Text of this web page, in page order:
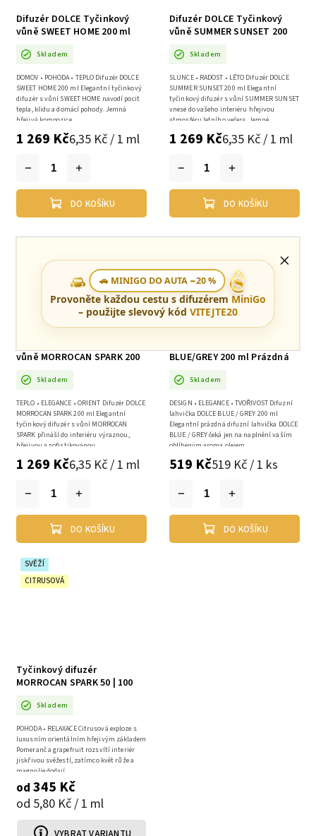
🚗 MINIGO DO AUTA −20 %
Provoněte každou cestu s difuzérem MiniGo
– použijte slevový kód VITEJTE20
Difuzér DOLCE Tyčinkový
vůně SWEET HOME 200 ml
Skladem
1 269 Kč6,35 Kč / 1 ml
DO KOŠÍKU
DOMOV • POHODA • TEPLO Difuzér DOLCE
SWEET HOME 200 ml Elegantní tyčinkový
difuzér s vůní SWEET HOME navodí pocit
tepla, klidu a domácí pohody. Jemná
hřejivá kompozice...
Difuzér DOLCE Tyčinkový
vůně SUMMER SUNSET 200
Skladem
1 269 Kč6,35 Kč / 1 ml
DO KOŠÍKU
SLUNCE • RADOST • LÉTO Difuzér DOLCE
SUMMER SUNSET 200 ml Elegantní
tyčinkový difuzér s vůní SUMMER SUNSET
vnese do vašeho interiéru hřejivou
atmosféru letního večera. Jemné...
vůně MORROCAN SPARK 200
Skladem
1 269 Kč6,35 Kč / 1 ml
DO KOŠÍKU
TEPLO • ELEGANCE • ORIENT Difuzér DOLCE
MORROCAN SPARK 200 ml Elegantní
tyčinkový difuzér s vůní MORROCAN
SPARK přináší do interiéru výraznou,
hřejivou a sofistikovanou...
BLUE/GREY 200 ml Prázdná
Skladem
519 Kč519 Kč / 1 ks
DO KOŠÍKU
DESIGN • ELEGANCE • TVOŘIVOST Difuzní
lahvička DOLCE BLUE / GREY 200 ml
Elegantní prázdná difuzní lahvička DOLCE
BLUE / GREY čeká jen na naplnění vaším
oblíbeným aroma olejem...
SVĚŽÍ
CITRUSOVÁ
Tyčinkový difuzér
MORROCAN SPARK 50 | 100
Skladem
od 345 Kč
od 5,80 Kč / 1 ml
POHODA • RELAXACE Citrusová exploze s
luxusním orientálním hřejivým základem
Pomeranč a grapefruit rozsvítí interiér
jiskřivou svěžestí, zatímco květ růže a
magnolie dodají...